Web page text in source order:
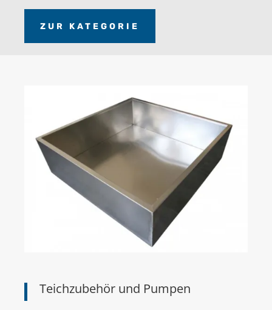
ZUR KATEGORIE
Teichzubehör und Pumpen